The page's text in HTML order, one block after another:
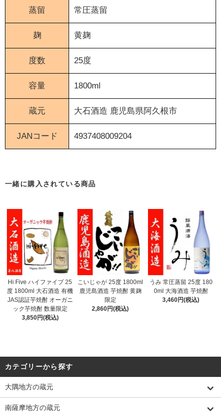
蒸留 常圧蒸留
麹 黄麹
度数 25度
容量 1800ml
蔵元 大石酒造 鹿児島県阿久根市
JANコード 4937408009204
一緒に購入されている商品
Hi Five ハイファイブ 25
度 1800ml 大石酒造 有機
JAS認証芋焼酎 オーガニ
ック芋焼酎 数量限定
3,850円(税込)
こいじゃが 25度 1800ml
鹿児島酒造 芋焼酎 黄麹
限定
2,860円(税込)
うみ 常圧蒸留 25度 180
0ml 大海酒造 芋焼酎
3,460円(税込)
カテゴリーから探す
大隅地方の蔵元
南薩摩地方の蔵元